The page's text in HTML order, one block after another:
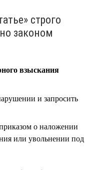
строго
законом
взыскания
и запросить
о наложении
или увольнении под